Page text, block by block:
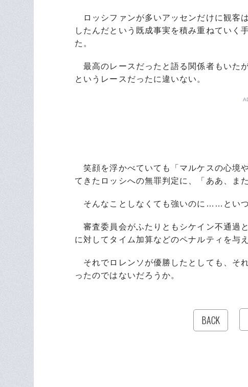
ロッシファンが多いアッセンだけに観客
したんだという既成事実を積み重ねていく
た。
最高のレースだったと語る関係者もいた
というレースだったに違いない。
笑顔を浮かべていても「マルケスの心境
てきたロッシへの無罪判定に、「ああ、ま
そんなことしなくても強いのに……といつ
審査委員会がふたりともシケイン不通過
に対してタイム加算などのペナルティを与
それでロレンソが優勝したとしても、そ
ったのではないだろうか。
BACK